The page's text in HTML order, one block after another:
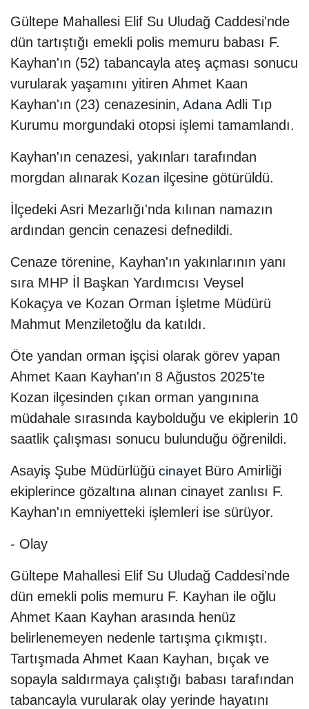
Gültepe Mahallesi Elif Su Uludağ Caddesi'nde
dün tartıştığı emekli polis memuru babası F.
Kayhan'ın (52) tabancayla ateş açması sonucu
vurularak yaşamını yitiren Ahmet Kaan
Kayhan'ın (23) cenazesinin, Adana Adli Tıp
Kurumu morgundaki otopsi işlemi tamamlandı.
Kayhan'ın cenazesi, yakınları tarafından
morgdan alınarak Kozan ilçesine götürüldü.
İlçedeki Asri Mezarlığı'nda kılınan namazın
ardından gencin cenazesi defnedildi.
Cenaze törenine, Kayhan'ın yakınlarının yanı
sıra MHP İl Başkan Yardımcısı Veysel
Kokaçya ve Kozan Orman İşletme Müdürü
Mahmut Menziletoğlu da katıldı.
Öte yandan orman işçisi olarak görev yapan
Ahmet Kaan Kayhan'ın 8 Ağustos 2025'te
Kozan ilçesinden çıkan orman yangınına
müdahale sırasında kaybolduğu ve ekiplerin 10
saatlik çalışması sonucu bulunduğu öğrenildi.
Asayiş Şube Müdürlüğü cinayet Büro Amirliği
ekiplerince gözaltına alınan cinayet zanlısı F.
Kayhan'ın emniyetteki işlemleri ise sürüyor.
- Olay
Gültepe Mahallesi Elif Su Uludağ Caddesi'nde
dün emekli polis memuru F. Kayhan ile oğlu
Ahmet Kaan Kayhan arasında henüz
belirlenemeyen nedenle tartışma çıkmıştı.
Tartışmada Ahmet Kaan Kayhan, bıçak ve
sopayla saldırmaya çalıştığı babası tarafından
tabancayla vurularak olay yerinde hayatını